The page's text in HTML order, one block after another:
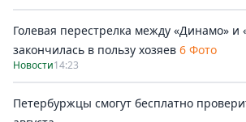
Голевая перестрелка между «Динамо» и
закончилась в пользу хозяев 6 Фото
Новости14:23
Петербуржцы смогут бесплатно